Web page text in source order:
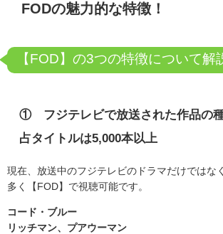
FODの魅力的な特徴！
【FOD】の3つの特徴について解
① フジテレビで放送された作品の
占タイトルは5,000本以上
現在、放送中のフジテレビのドラマだけではな
多く【 FOD】で視聴可能です。
コード・ブルー
リッチマン、プアウーマン